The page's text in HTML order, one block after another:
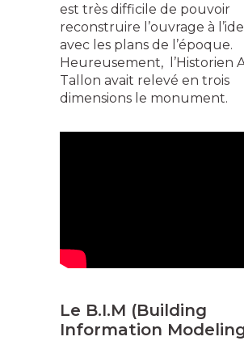
est très difficile de pouvoir
reconstruire l’ouvrage à
avec les plans de l’époque.
Heureusement, l’Historien
Tallon avait relevé en trois
dimensions le monument.
Le B.I.M (Building
Information